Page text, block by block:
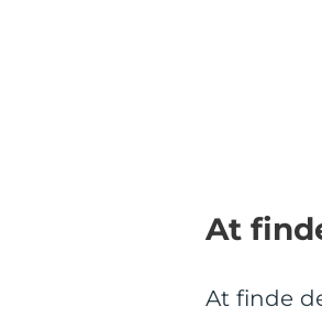
At
At finde